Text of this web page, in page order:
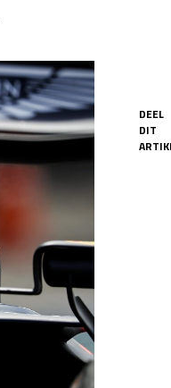
DEEL
DIT